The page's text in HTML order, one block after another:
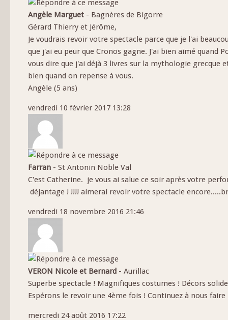
Angèle Marguet - Bagnères de Bigorre
Gérard Thierry et Jérôme,
Je voudrais revoir votre spectacle parce que je l'ai
que j'ai eu peur que Cronos gagne. J'ai bien aimé quand
vous dire que j'ai déjà 3 livres sur la mythologie grecque
bien quand on repense à vous.
Angèle (5 ans)
vendredi 10 février 2017 13:28
Farran - St Antonin Noble Val
C'est Catherine. je vous ai salue ce soir après votre
déjantage ! !!!! aimerai revoir votre spectacle
vendredi 18 novembre 2016 21:46
VERON Nicole et Bernard - Aurillac
Superbe spectacle ! Magnifiques costumes ! Décors
Espérons le revoir une 4ème fois ! Continuez à nous
mercredi 24 août 2016 17:22